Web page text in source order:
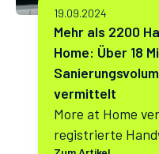
19.09.2024
Mehr als 2200
Home: Über 18
vermittelt
More at Home
registrierte